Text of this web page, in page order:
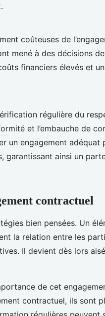
coûteuses de
mené à des décisions
financiers élevés et
régulière du
et l’embauche de
un engagement adéquat
garantissant ainsi un
contractuel
bien pensées. Un
la relation entre les
Il devient dès lors
de cet
contractuel, ils sont